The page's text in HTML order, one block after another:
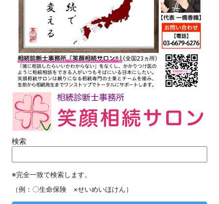
検索
※完全一致で検索します。
（例：〇生命保険 ×せいめいほけん）